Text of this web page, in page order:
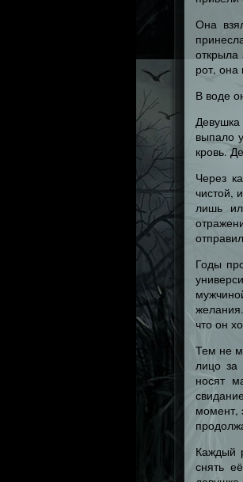
Она
открыла
рот, она
В воде
Девушка
выпало
кровь.
Через
чистой,
лишь
Годы
что он
Тем не
лицо за
носят
момент,
Каждый
снять